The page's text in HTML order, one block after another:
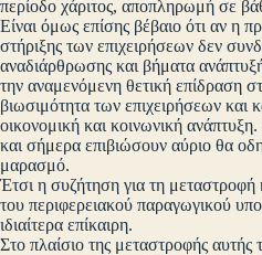
περίοδο χάριτος, αποπληρωμή σε
Είναι όμως επίσης βέβαιο ότι αν η
στήριξης των επιχειρήσεων δεν
αναδιάρθρωσης και βήματα
την αναμενόμενη θετική επίδραση
βιωσιμότητα των επιχειρήσεων και
οικονομική και κοινωνική
και σήμερα επιβιώσουν αύριο θα
μαρασμό.
Έτσι η συζήτηση για τη μεταστροφή
του περιφερειακού παραγωγικού
ιδιαίτερα επίκαιρη.
Στο πλαίσιο της μεταστροφής αυτής